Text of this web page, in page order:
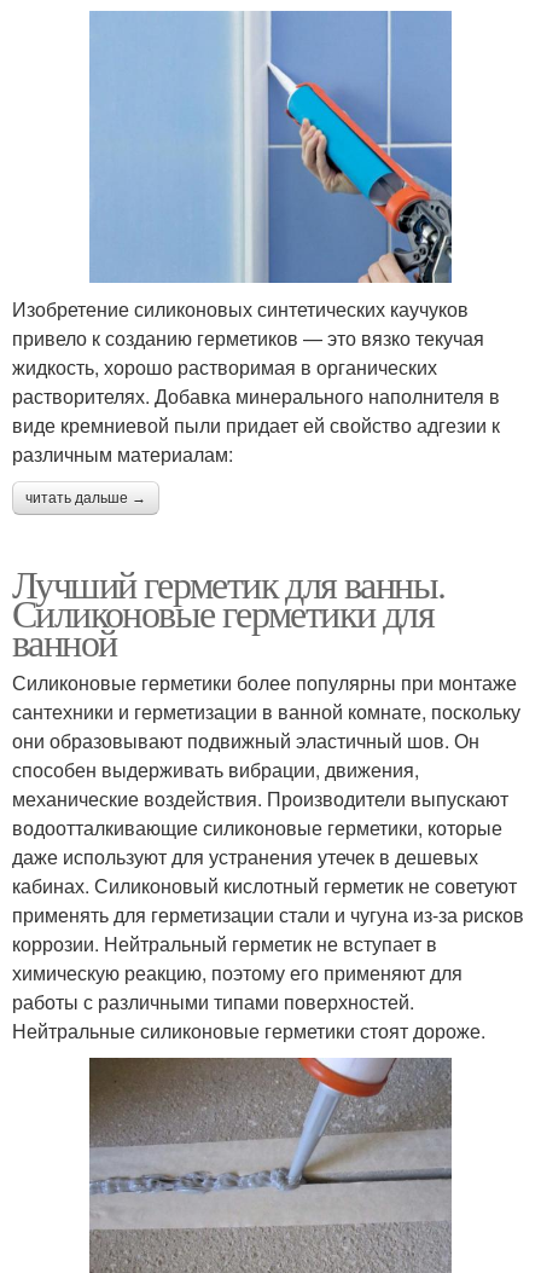
Изобретение силиконовых синтетических каучуков
привело к созданию герметиков — это вязко текучая
жидкость, хорошо растворимая в органических
растворителях. Добавка минерального наполнителя в
виде кремниевой пыли придает ей свойство адгезии к
различным материалам:
читать дальше →
Лучший герметик для ванны.
Силиконовые герметики для
ванной
Силиконовые герметики более популярны при монтаже
сантехники и герметизации в ванной комнате, поскольку
они образовывают подвижный эластичный шов. Он
способен выдерживать вибрации, движения,
механические воздействия. Производители выпускают
водоотталкивающие силиконовые герметики, которые
даже используют для устранения утечек в дешевых
кабинах. Силиконовый кислотный герметик не советуют
применять для герметизации стали и чугуна из-за рисков
коррозии. Нейтральный герметик не вступает в
химическую реакцию, поэтому его применяют для
работы с различными типами поверхностей.
Нейтральные силиконовые герметики стоят дороже.